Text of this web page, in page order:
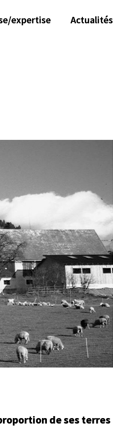
expertise Actualités
de ses terres